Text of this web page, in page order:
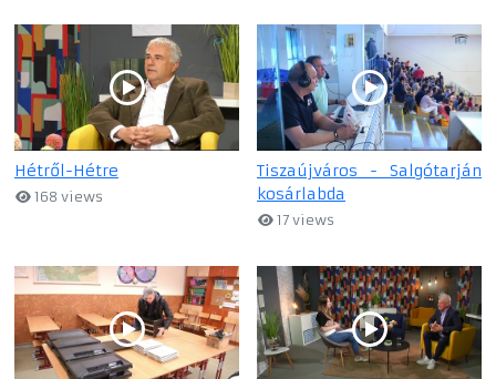
Hétről-Hétre
168 views
Tiszaújváros - Salgótarján
kosárlabda
17 views